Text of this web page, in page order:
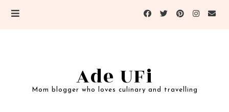
Ade UFi
Mom blogger who loves culinary and travelling